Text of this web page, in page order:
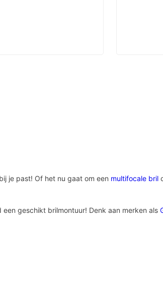
je past! Of het nu gaat om een multifocale bril
geschikt brilmontuur! Denk aan merken als